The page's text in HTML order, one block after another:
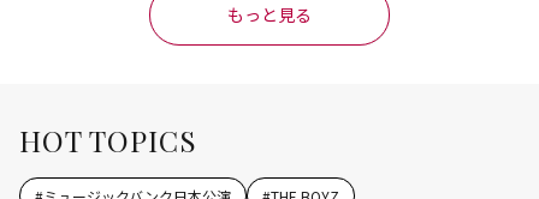
もっと見る
HOT TOPICS